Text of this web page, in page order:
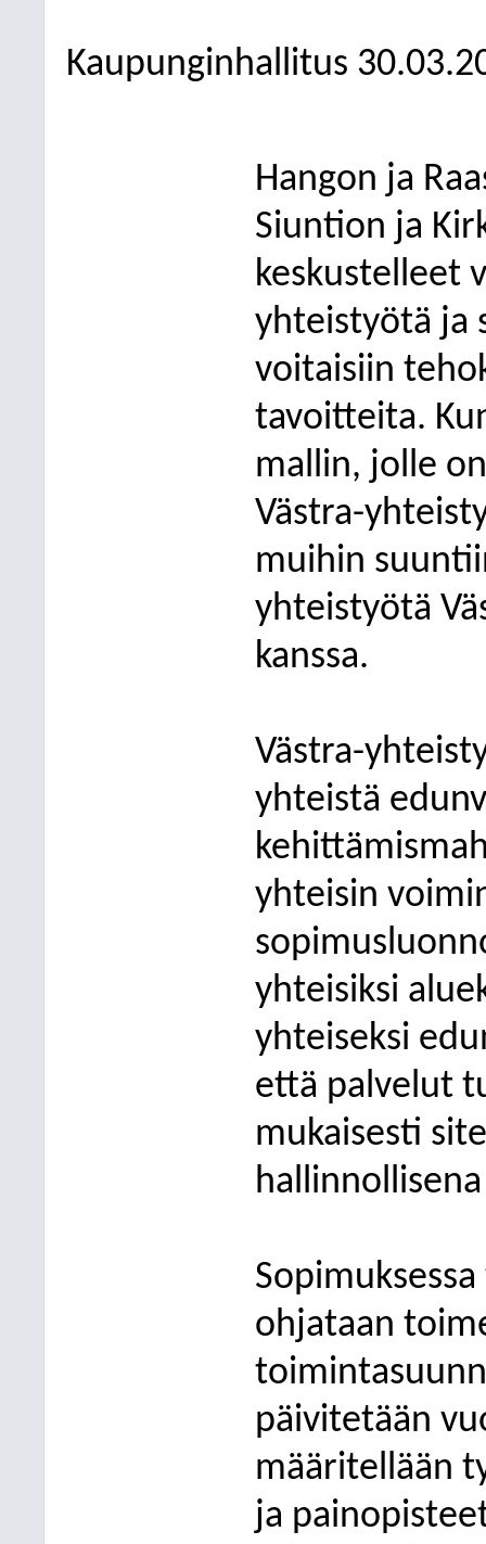
Kaupunginhallitus
Hangon ja
Siuntion ja
keskustelleet
yhteistyötä ja
voitaisiin
tavoitteita.
mallin, jolle
Västra-
muihin
yhteistyötä
kanssa.
Västra-
yhteistä
yhteisin
yhteisiksi
yhteiseksi
että palvelut
mukaisesti
ohjataan
päivitetään
määritellään
ja